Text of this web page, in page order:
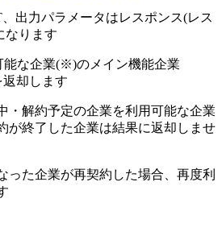
出力パラメータはレスポンス(レス
なります
能な企業(※)のメイン機能企業
返却します
・解約予定の企業を利用可能な企業
が終了した企業は結果に返却しませ
た企業が再契約した場合、再度利